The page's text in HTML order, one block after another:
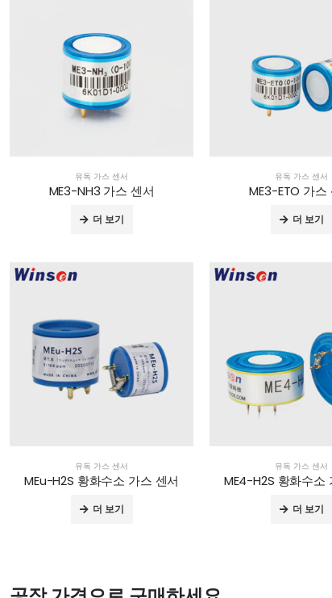
유독 가스 센서
ME3-NH3 가스 센서
더 보기
유독 가스 센서
ME3-ETO 가스
더 보기
유독 가스 센서
MEu-H2S 황화수소 가스 센서
더 보기
유독 가스 센서
ME4-H2S 황화수소
더 보기